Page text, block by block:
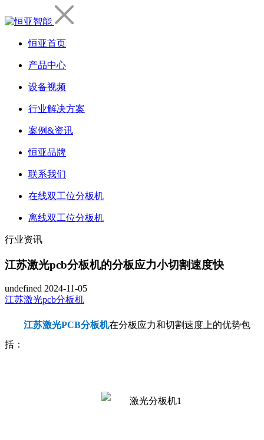
恒亚首页
产品中心
设备视频
行业解决方案
案例&资讯
恒亚品牌
联系我们
在线双工位分板机
离线双工位分板机
行业资讯
江苏激光pcb分板机的分板应力小切割速度快
undefined 2024-11-05
江苏激光pcb分板机
江苏激光PCB分板机在分板应力和切割速度上的优势包
括：